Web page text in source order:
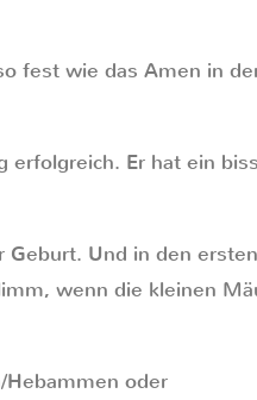
fest wie das Amen in
erfolgreich. Er hat ein
Und in den
wenn die kleinen
oder